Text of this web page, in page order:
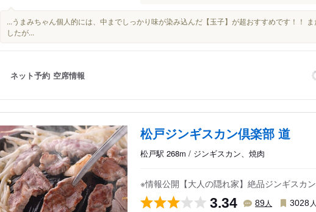
...うまみちゃん個人的には、中までしっかり味が染み込んだ【玉子】が超おすすめです！！
したが...
ネット予約 空席情報
松戸ジンギスカン倶楽部 道
松戸駅 268m / ジンギスカン、焼肉
※情報公開【大人の隠れ家】絶品ジンギスカ
3.34 89人 3028 人